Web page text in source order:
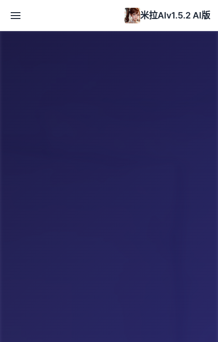
米拉AIv1.5.2 AI版